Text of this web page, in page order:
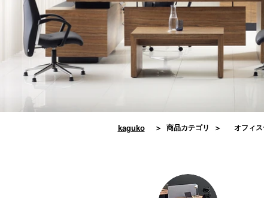
kaguko ​＞ 商品カテゴリ ​＞ オフィ